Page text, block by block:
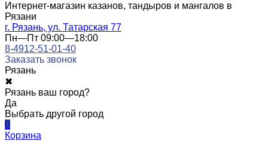
Интернет-магазин казанов, тандыров и мангалов в
Рязани
г. Рязань, ул. Татарская 77
Пн—Пт 09:00—18:00
8-4912-51-01-40
Заказать звонок
Рязань
✖
Рязань ваш город?
Да
Выбрать другой город
0
Корзина